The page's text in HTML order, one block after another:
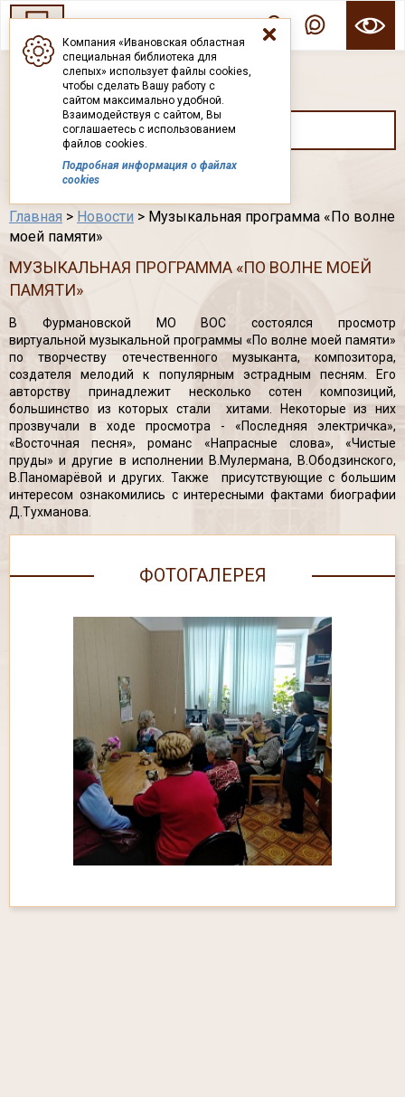
Компания «Ивановская областная
специальная библиотека для
слепых» использует файлы cookies,
чтобы сделать Вашу работу с
сайтом максимально удобной.
Взаимодействуя с сайтом, Вы
соглашаетесь с использованием
файлов cookies.
Подробная информация о файлах
cookies
ГОСУДАРСТВЕННОЕ БЮДЖЕТНОЕ УЧРЕЖДЕНИЕ ИВАНОВСКОЙ ОБЛАСТИ
ИВАНОВСКАЯ ОБЛАСТНАЯ СПЕЦИАЛЬНАЯ
БИБЛИОТЕКА ДЛЯ СЛЕПЫХ
Каталог
Главная > Новости > Музыкальная программа «По волне
моей памяти»
МУЗЫКАЛЬНАЯ ПРОГРАММА «ПО ВОЛНЕ МОЕЙ
ПАМЯТИ»
В Фурмановской МО ВОС состоялся просмотр
виртуальной музыкальной программы «По волне моей памяти»
по творчеству отечественного музыканта, композитора,
создателя мелодий к популярным эстрадным песням. Его
авторству принадлежит несколько сотен композиций,
большинство из которых стали хитами. Некоторые из них
прозвучали в ходе просмотра - «Последняя электричка»,
«Восточная песня», романс «Напрасные слова», «Чистые
пруды» и другие в исполнении В.Мулермана, В.Ободзинского,
В.Паномарёвой и других. Также присутствующие с большим
интересом ознакомились с интересными фактами биографии
Д.Тухманова.
ФОТОГАЛЕРЕЯ